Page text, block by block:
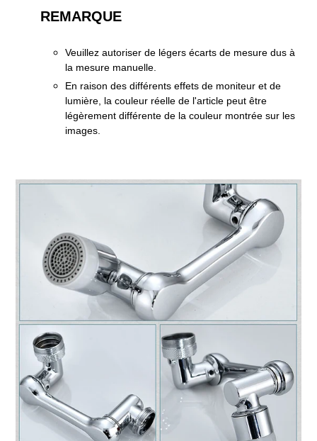
REMARQUE
Veuillez autoriser de légers écarts de mesure dus à
la mesure manuelle.
En raison des différents effets de moniteur et de
lumière, la couleur réelle de l'article peut être
légèrement différente de la couleur montrée sur les
images.